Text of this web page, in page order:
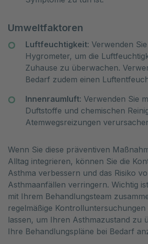
Umweltfaktoren
Luftfeuchtigkeit: Verwenden
Hygrometer, um die
Zuhause zu überwachen.
Bedarf zudem einen
Innenraumluft: Verwenden Sie
Duftstoffe und chemischen
Atemwegsreizungen
Wenn Sie diese präventiven
Alltag integrieren, können Sie die
Asthma verbessern und das Risiko
Asthmaanfällen verringern. Wichtig
mit Ihrem Behandlungsteam
regelmäßige
lassen, um Ihren Asthmazustand zu
Ihre Behandlungspläne bei Bedarf